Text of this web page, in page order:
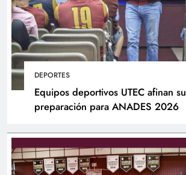
DEPORTES
Equipos deportivos UTEC afinan su
preparación para ANADES 2026